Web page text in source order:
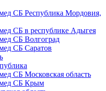
СБ Республика Мордовия,
СБ в республике Адыгея
СБ Волгоград
СБ Саратов
СБ Московская область
СБ Крым